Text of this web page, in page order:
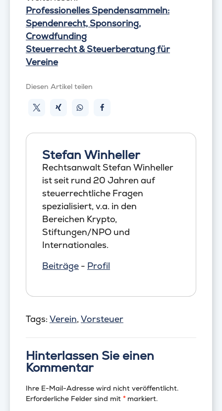
Professionelles Spendensammeln:
Spendenrecht, Sponsoring,
Crowdfunding
Steuerrecht & Steuerberatung für
Vereine
Diesen Artikel teilen
Stefan Winheller
Rechtsanwalt Stefan Winheller
ist seit rund 20 Jahren auf
steuerrechtliche Fragen
spezialisiert, v.a. in den
Bereichen Krypto,
Stiftungen/NPO und
Internationales.
Beiträge - Profil
Tags: Verein, Vorsteuer
Hinterlassen Sie einen
Kommentar
Ihre E-Mail-Adresse wird nicht veröffentlicht.
Erforderliche Felder sind mit *markiert.